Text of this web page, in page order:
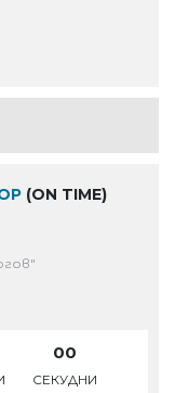
(ON TIME)
00
СЕКУДНИ